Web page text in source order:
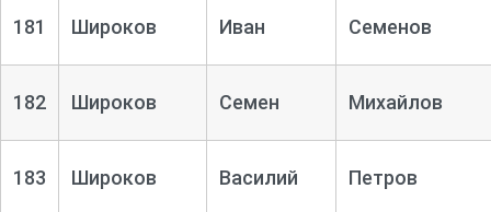
181 Широков Иван Семенов
182 Широков Семен Михайлов
183 Широков Василий Петров